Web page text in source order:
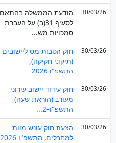
30/03/26
הודעת הממשלה בהתאם
לסעיף 31(ב) על העברת
סמכויות מש...
30/03/26
חוק הטבות מס ליישובים
(תיקוני חקיקה),
התשפ"ו-2026
30/03/26
חוק עידוד יישוב עירוני
מעורב (הוראת שעה),
התשפ"ו–2...
30/03/26
הצעת חוק עונש מוות
למחבלים, התשפ"ו-2026